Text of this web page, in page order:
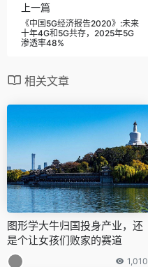
上一篇
《中国5G经济报告2020》:未来
十年4G和5G共存，2025年5G
渗透率48%
相关文章
图形学大牛归国投身产业，还
是个让女孩们败家的赛道
1,010